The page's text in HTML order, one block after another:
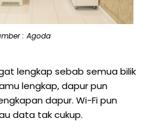
: Agoda
lengkap sebab semua bilik
lengkap, dapur pun
dapur. Wi-Fi pun
data tak cukup.